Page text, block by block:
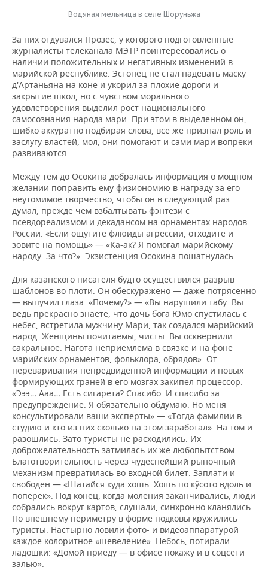
Водяная мельница в селе Шоруньжа
За них отдувался Прозес, у которого подготовленные
журналисты телеканала МЭТР поинтересовались о
наличии положительных и негативных изменений в
марийской республике. Эстонец не стал надевать маску
д'Артаньяна на коне и укорил за плохие дороги и
закрытие школ, но с чувством морального
удовлетворения выделил рост национального
самосознания народа мари. При этом в выделенном он,
шибко аккуратно подбирая слова, все же признал роль и
заслугу властей, мол, они помогают и сами мари вопреки
развиваются.
Между тем до Осокина добралась информация о мощном
желании поправить ему физиономию в награду за его
неутомимое творчество, чтобы он в следующий раз
думал, прежде чем взбалтывать фэнтези с
псевдореализмом и декадансом на орнаментах народов
России. «Если ощутите флюиды агрессии, отходите и
зовите на помощь» — «Ка-ак? Я помогал марийскому
народу. За что?». Экзистенция Осокина пошатнулась.
Для казанского писателя будто осуществился разрыв
шаблонов во плоти. Он обескуражено — даже потрясенно
— выпучил глаза. «Почему?» — «Вы нарушили табу. Вы
ведь прекрасно знаете, что дочь бога Юмо спустилась с
небес, встретила мужчину Мари, так создался марийский
народ. Женщины почитаемы, чисты. Вы осквернили
сакральное. Нагота неприемлема в связке и на фоне
марийских орнаментов, фольклора, обрядов». От
переваривания непредвиденной информации и новых
формирующих граней в его мозгах закипел процессор.
«Эээ… Ааа… Есть сигарета? Спасибо. И спасибо за
предупреждение. Я обязательно обдумаю. Но меня
консультировали ваши эксперты» — «Тогда фамилии в
студию и кто из них сколько на этом заработал». На том и
разошлись. Зато туристы не расходились. Их
доброжелательность затмилась их же любопытством.
Благотворительность через чудеснейший рыночный
механизм превратилась во входной билет. Заплати и
свободен — «Шатайся куда хошь. Хошь по кӱсото вдоль и
поперек». Под конец, когда моления заканчивались, люди
собрались вокруг картов, слушали, синхронно кланялись.
По внешнему периметру в форме подковы кружились
туристы. Настырно ловили фото- и видеоаппаратурой
каждое колоритное «шевеление». Небось, потирали
ладошки: «Домой приеду — в офисе покажу и в соцсети
залью».